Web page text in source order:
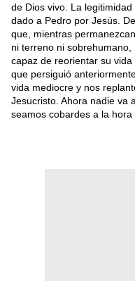
de Dios vivo. La
dado a Pedro por Jesús.
que, mientras
ni terreno ni
capaz de reorientar su
que persiguió
vida mediocre y nos
Jesucristo. Ahora nadie va
seamos cobardes a la